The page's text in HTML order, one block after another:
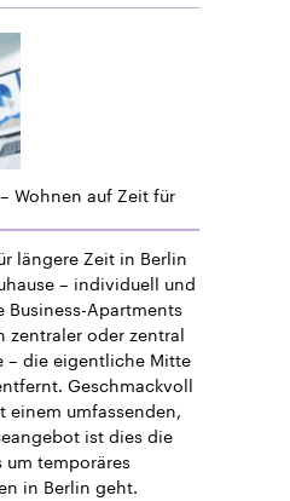
Wohnen auf Zeit für
längere Zeit in Berlin
– individuell und
Business-Apartments
zentraler oder zentral
– die eigentliche Mitte
Geschmackvoll
umfassenden,
ist dies die
um temporäres
in Berlin geht.